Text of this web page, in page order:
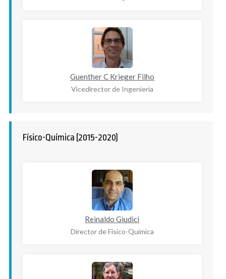
Guenther C Krieger Filho
Vicedirector de Ingenieria
Físico-Química (2015-2020)
Reinaldo Giudici
Director de Físico-Química